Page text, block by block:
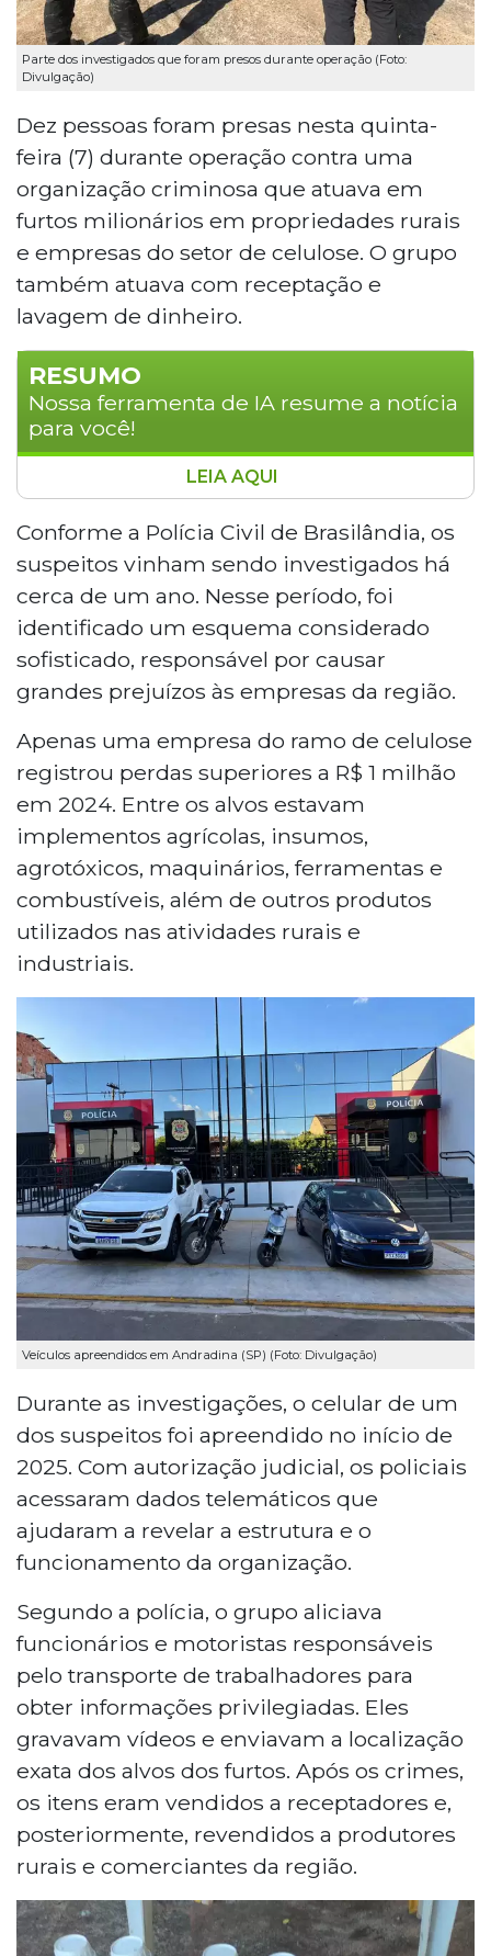
Parte dos investigados que foram presos durante operação (Foto:
Divulgação)
Dez pessoas foram presas nesta quinta-
feira (7) durante operação contra uma
organização criminosa que atuava em
furtos milionários em propriedades rurais
e empresas do setor de celulose. O grupo
também atuava com receptação e
lavagem de dinheiro.
RESUMO
Nossa ferramenta de IA resume a notícia
para você!
Dez pessoas foram presas durante
operação da Polícia Civil de Brasilândia
contra organização criminosa
especializada em furtos em propriedades
rurais e empresas de celulose. O grupo
atuava há pelo menos um ano causando
prejuízos superiores a R$ 1 milhão. Foram
cumpridos 10 mandados de prisão e 13 de
22 veículos avaliados em R$ 1,5 milhão e
duas armas de fogo.
LEIA AQUI
Conforme a Polícia Civil de Brasilândia, os
suspeitos vinham sendo investigados há
cerca de um ano. Nesse período, foi
identificado um esquema considerado
sofisticado, responsável por causar
grandes prejuízos às empresas da região.
Apenas uma empresa do ramo de celulose
registrou perdas superiores a R$ 1 milhão
em 2024. Entre os alvos estavam
implementos agrícolas, insumos,
agrotóxicos, maquinários, ferramentas e
combustíveis, além de outros produtos
utilizados nas atividades rurais e
industriais.
Veículos apreendidos em Andradina (SP) (Foto: Divulgação)
Durante as investigações, o celular de um
dos suspeitos foi apreendido no início de
2025. Com autorização judicial, os policiais
acessaram dados telemáticos que
ajudaram a revelar a estrutura e o
funcionamento da organização.
Segundo a polícia, o grupo aliciava
funcionários e motoristas responsáveis
pelo transporte de trabalhadores para
obter informações privilegiadas. Eles
gravavam vídeos e enviavam a localização
exata dos alvos dos furtos. Após os crimes,
os itens eram vendidos a receptadores e,
posteriormente, revendidos a produtores
rurais e comerciantes da região.